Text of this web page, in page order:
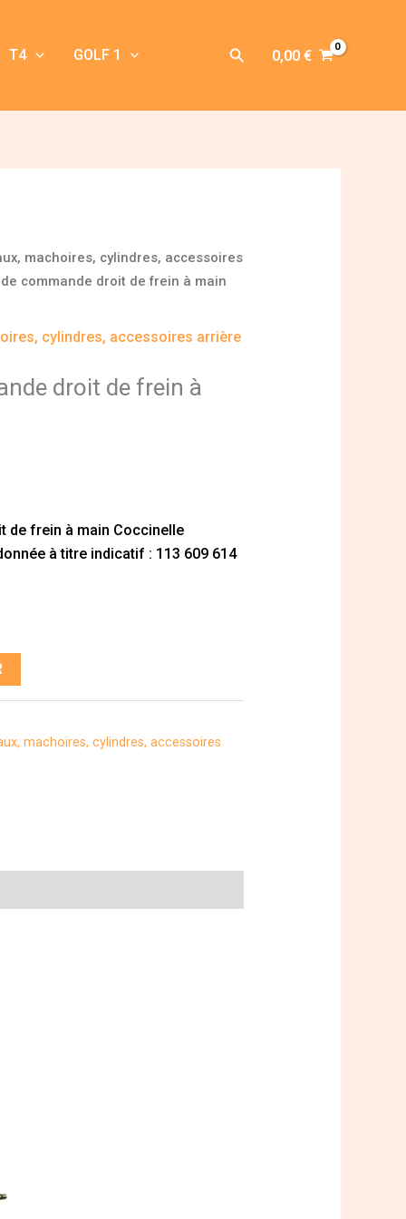
T4 GOLF 1 Rechercher
0,00 €
machoires, cylindres, accessoires
commande droit de frein à main
cylindres, accessoires arrière
droit de frein à
de frein à main Coccinelle
à titre indicatif : 113 609 614
machoires, cylindres, accessoires